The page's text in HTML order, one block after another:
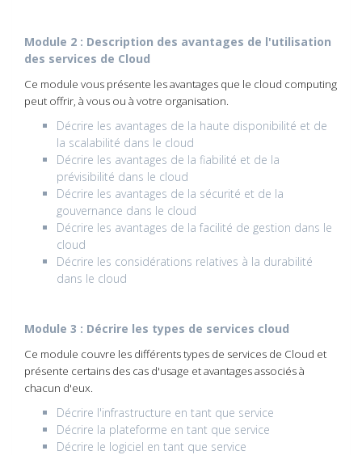
Module 2 : Description des avantages de l'utilisation
des services de Cloud
Ce module vous présente les avantages que le cloud computing
peut offrir, à vous ou à votre organisation.
Décrire les avantages de la haute disponibilité et de
la scalabilité dans le cloud
Décrire les avantages de la fiabilité et de la
prévisibilité dans le cloud
Décrire les avantages de la sécurité et de la
gouvernance dans le cloud
Décrire les avantages de la facilité de gestion dans le
cloud
Décrire les considérations relatives à la durabilité
dans le cloud
Module 3 : Décrire les types de services cloud
Ce module couvre les différents types de services de Cloud et
présente certains des cas d'usage et avantages associés à
chacun d'eux.
Décrire l'infrastructure en tant que service
Décrire la plateforme en tant que service
Décrire le logiciel en tant que service